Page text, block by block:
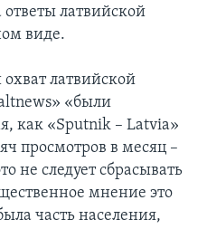
латвийской
виде.
латвийской
«были
как «Sputnik – Latvia»
просмотров в месяц –
не следует сбрасывать
мнение это
часть населения,